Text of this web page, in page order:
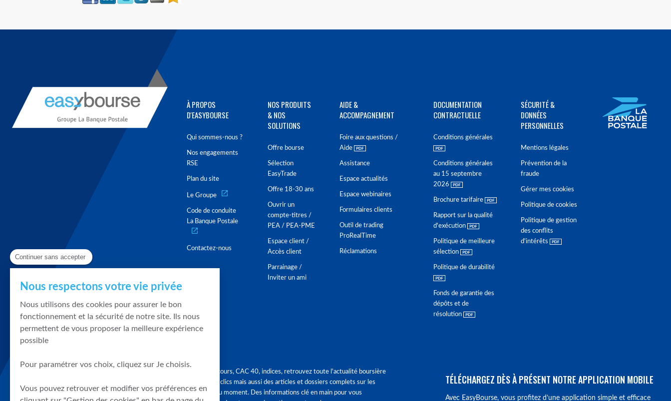
À PROPOS
D'EASYBOURSE
Qui sommes-nous ?
Nos engagements
RSE
Plan du site
Le Groupe
Code de conduite
La Banque Postale
Contactez-nous
NOS PRODUITS
& NOS
SOLUTIONS
Offre bourse
Sélection
EasyTrade
Offre 18-30 ans
Ouvrir un
compte-titres /
PEA / PEA-PME
Espace client /
Accès client
Parrainage /
Inviter un ami
AIDE &
ACCOMPAGNEMENT
Foire aux questions /
Aide
Assistance
Espace actualités
Espace webinaires
Formulaires clients
Outil de trading
ProRealTime
Réclamations
DOCUMENTATION
CONTRACTUELLE
Conditions générales
Conditions générales
au 15 septembre
2026
Brochure tarifaire
Rapport sur la qualité
d'exécution
Politique de meilleure
sélection
Politique de durabilité
Fonds de garantie des
dépôts et de
résolution
SÉCURITÉ &
DONNÉES
PERSONNELLES
Mentions légales
Prévention de la
fraude
Gérer mes cookies
Politique de cookies
Politique de gestion
des conflits
d'intérêts
Graphique, cours, CAC 40, indices, retrouvez toute l'actualité boursière
en quelques clics mais aussi des articles et dossiers complets sur les
tendances du moment. Des informations clé en main pour vous
TÉLÉCHARGEZ DÈS À PRÉSENT NOTRE APPLICATION MOBILE
Avec EasyBourse, vous profitez d’une application simple et efficace
Continuer sans accepter
Nous respectons votre vie privée
Nous utilisons des cookies pour assurer le bon
fonctionnement et la sécurité de notre site. Ils nous
permettent de vous proposer la meilleure expérience
possible
Pour paramétrer vos choix, cliquez sur Je choisis.
Vous pouvez retrouver et modifier vos préférences en